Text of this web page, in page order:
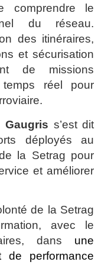
comprendre le
du réseau.
des itinéraires,
et sécurisation
de missions
réel pour
Gaugris s’est dit
déployés au
la Setrag pour
et améliorer
de la Setrag
avec le
dans une
de performance